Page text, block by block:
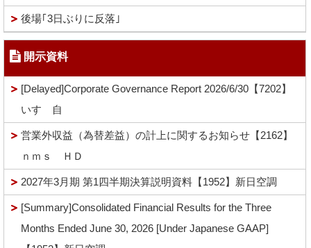
後場｢3日ぶりに反落｣
開示資料
[Delayed]Corporate Governance Report 2026/6/30【7202】
いすゞ自
営業外収益（為替差益）の計上に関するお知らせ【2162】
ｎｍｓ ＨＤ
2027年3月期 第1四半期決算説明資料【1952】新日空調
[Summary]Consolidated Financial Results for the Three
Months Ended June 30, 2026 [Under Japanese GAAP]